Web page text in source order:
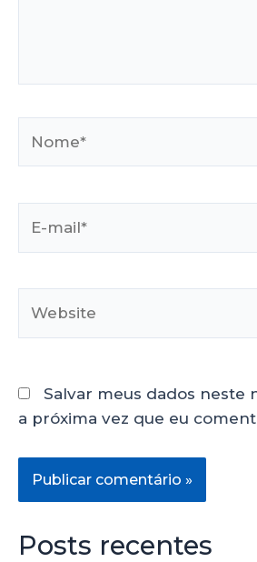
Salvar meus dados neste
a próxima vez que eu
Posts recentes